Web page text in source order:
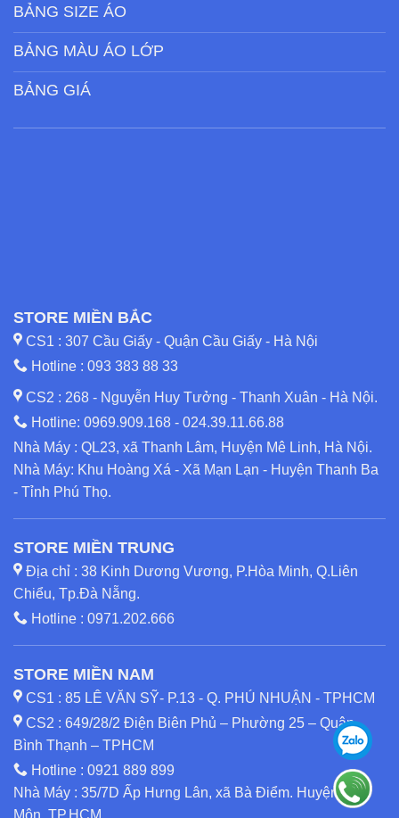
BẢNG SIZE ÁO
BẢNG MÀU ÁO LỚP
BẢNG GIÁ
STORE MIỀN BẮC
CS1 : 307 Cầu Giấy - Quận Cầu Giấy - Hà Nội
Hotline : 093 383 88 33
CS2 : 268 - Nguyễn Huy Tưởng - Thanh Xuân - Hà Nội.
Hotline: 0969.909.168 - 024.39.11.66.88
Nhà Máy : QL23, xã Thanh Lâm, Huyện Mê Linh, Hà Nội.
Nhà Máy: Khu Hoàng Xá - Xã Mạn Lạn - Huyện Thanh Ba
- Tỉnh Phú Thọ.
STORE MIỀN TRUNG
Địa chỉ : 38 Kinh Dương Vương, P.Hòa Minh, Q.Liên
Chiểu, Tp.Đà Nẵng.
Hotline : 0971.202.666
STORE MIỀN NAM
CS1 : 85 LÊ VĂN SỸ- P.13 - Q. PHÚ NHUẬN - TPHCM
CS2 : 649/28/2 Điện Biên Phủ – Phường 25 – Quận
Bình Thạnh – TPHCM
Hotline : 0921 889 899
Nhà Máy : 35/7D Ấp Hưng Lân, xã Bà Điểm. Huyện Hóc
Môn, TP.HCM.